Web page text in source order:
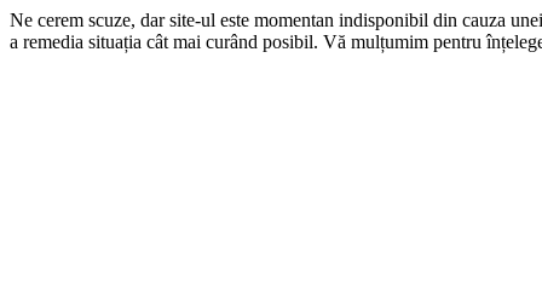
Ne cerem scuze, dar site-ul este momentan indisponibil din cauza
a remedia situația cât mai curând posibil. Vă mulțumim pentru